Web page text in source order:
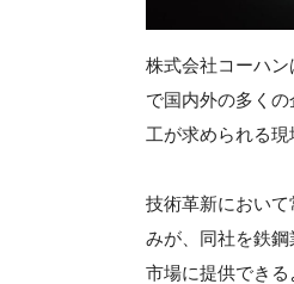
株式会社コーハ
で国内外の多く
工が求められる現
技術革新におい
みが、同社を鉄
市場に提供できる